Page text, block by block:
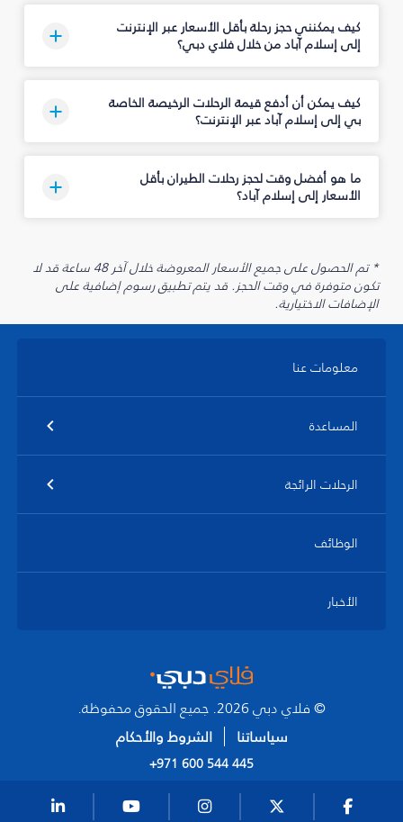
كيف يمكنني حجز رحلة بأقل الأسعار عبر الإنترنت
إلى إسلام آباد من خلال فلاي دبي؟
كيف يمكن أن أدفع قيمة الرحلات الرخيصة الخاصة
بي إلى إسلام آباد عبر الإنترنت؟
ما هو أفضل وقت لحجز رحلات الطيران بأقل
الأسعار إلى إسلام آباد؟
* تم الحصول على جميع الأسعار المعروضة خلال آخر 48 ساعة قد لا
تكون متوفرة في وقت الحجز. قد يتم تطبيق رسوم إضافية على
الإضافات الاختيارية.
معلومات عنا
المساعدة
الرحلات الرائجة
الوظائف
الأخبار
© فلاي دبي 2026. جميع الحقوق محفوظة.
سياساتنا
الشروط والأحكام
+971 600 544 445